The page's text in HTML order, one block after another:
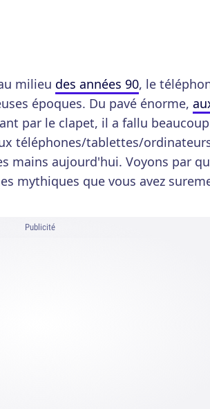
milieu des années 90, le
époques. Du pavé énorme,
par le clapet, il a fallu beaucoup
téléphones/tablettes/
mains aujourd'hui. Voyons par
mythiques que vous avez
Publicité